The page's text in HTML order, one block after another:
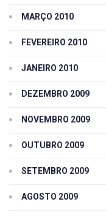
MARÇO 2010
FEVEREIRO 2010
JANEIRO 2010
DEZEMBRO 2009
NOVEMBRO 2009
OUTUBRO 2009
SETEMBRO 2009
AGOSTO 2009